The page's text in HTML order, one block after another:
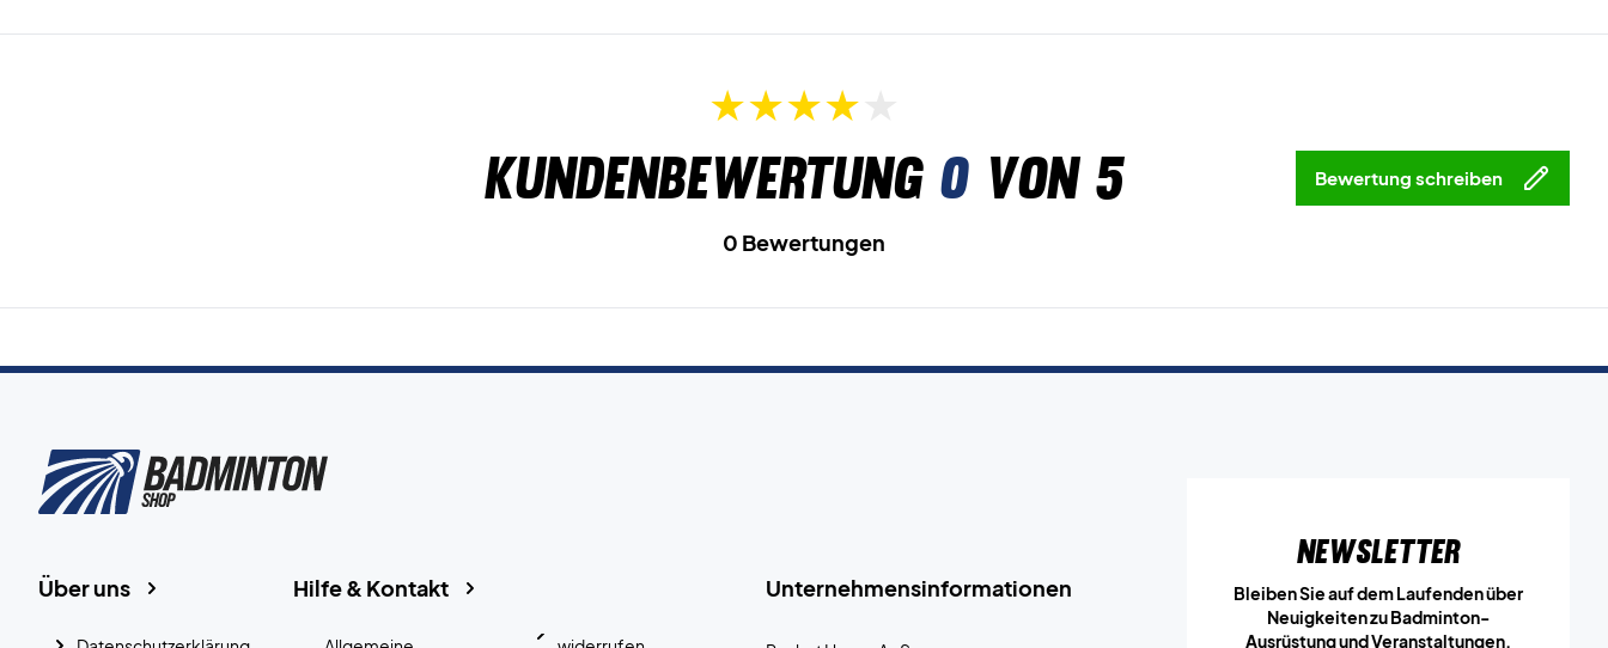
Kundenbewertung 0von 5 Bewertung schreiben
0 Bewertungen
Unternehmensinformationen
Hilfe & Kontakt
Über uns
Newsletter
Bleiben Sie auf dem Laufenden über
Neuigkeiten zu Badminton-
Ausrüstung und Veranstaltungen.